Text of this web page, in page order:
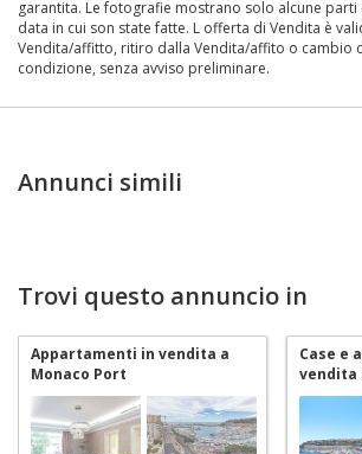
garantita. Le fotografie mostrano solo alcune
data in cui son state fatte. L offerta di Vendita è
Vendita/affitto, ritiro dalla Vendita/affito o cambio
condizione, senza avviso preliminare.
Annunci simili
Trovi questo annuncio in
Appartamenti in vendita a
Monaco Port
Case e
vendita